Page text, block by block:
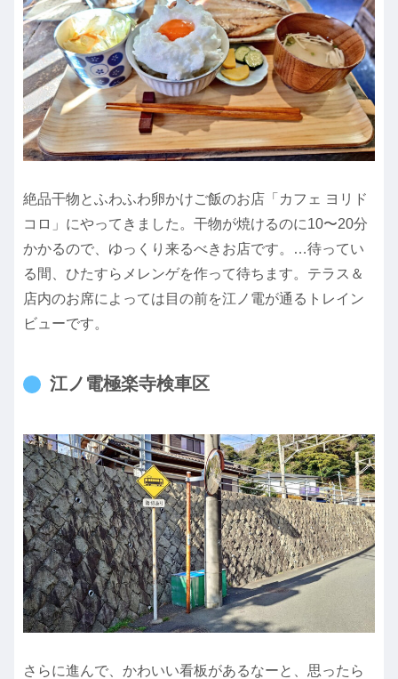
絶品干物とふわふわ卵かけご飯のお店「カフェ ヨリド
コロ」にやってきました。干物が焼けるのに10〜20分
かかるので、ゆっくり来るべきお店です。…待ってい
る間、ひたすらメレンゲを作って待ちます。テラス＆
店内のお席によっては目の前を江ノ電が通るトレイン
ビューです。
江ノ電極楽寺検車区
さらに進んで、かわいい看板があるなーと、思ったら